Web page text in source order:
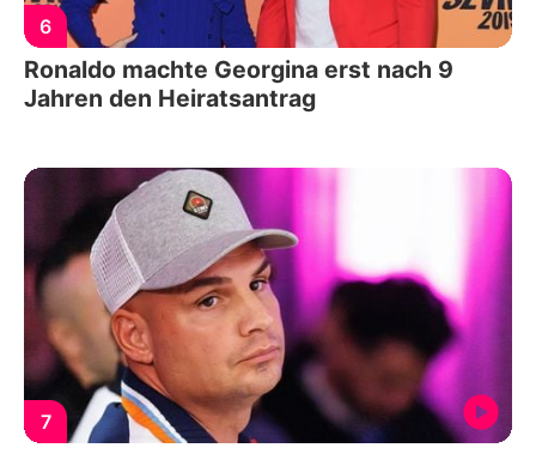
6
Ronaldo machte Georgina erst nach 9
Jahren den Heiratsantrag
7